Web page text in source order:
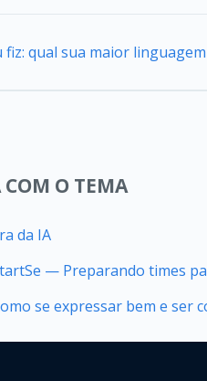
fiz: qual sua maior
O TEMA
da IA
— Preparando times
se expressar bem e ser